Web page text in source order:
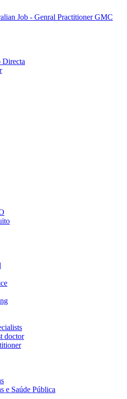
Job - Genral Practitioner GMC
Directa
doctor
e Saúde Pública